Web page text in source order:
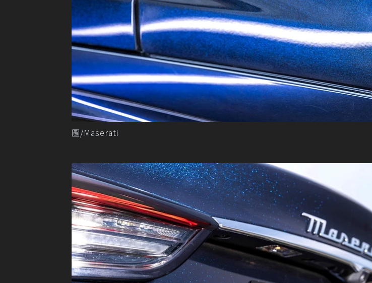
圖/Maserati